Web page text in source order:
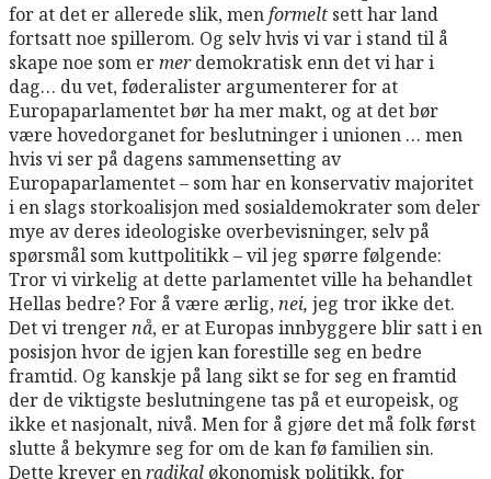
for at det er allerede slik, menformelt sett har land
fortsatt noe spillerom. Og selv hvis vi var i stand til å
skape noe som ermerdemokratisk enn det vi har i
dag… du vet, føderalister argumenterer for at
Europaparlamentet bør ha mer makt, og at det bør
være hovedorganet for beslutninger i unionen … men
hvis vi ser på dagens sammensetting av
Europaparlamentet – som har en konservativ majoritet
i en slags storkoalisjon med sosialdemokrater som deler
mye av deres ideologiske overbevisninger, selv på
spørsmål som kuttpolitikk – vil jeg spørre følgende:
Tror vi virkelig at dette parlamentet ville ha behandlet
Hellas bedre? For å være ærlig,nei, jeg tror ikke det.
Det vi trengernå, er at Europas innbyggere blir satt i en
posisjon hvor de igjen kan forestille seg en bedre
framtid. Og kanskje på lang sikt se for seg en framtid
der de viktigste beslutningene tas på et europeisk, og
ikke et nasjonalt, nivå. Men for å gjøre det må folk først
slutte å bekymre seg for om de kan fø familien sin.
Dette krever enradikal økonomisk politikk, for